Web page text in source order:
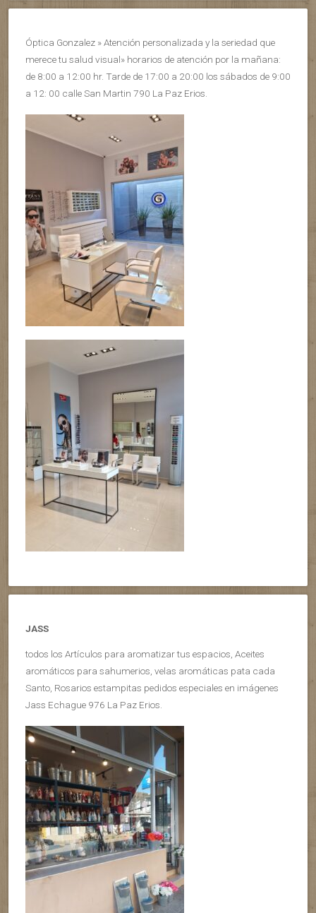
Óptica Gonzalez » Atención personalizada y la seriedad que
merece tu salud visual» horarios de atención por la mañana:
de 8:00 a 12:00 hr. Tarde de 17:00 a 20:00 los sábados de 9:00
a 12: 00 calle San Martin 790 La Paz Erios.
JASS
todos los Artículos para aromatizar tus espacios, Aceites
aromáticos para sahumerios, velas aromáticas pata cada
Santo, Rosarios estampitas pedidos especiales en imágenes
Jass Echague 976 La Paz Erios.